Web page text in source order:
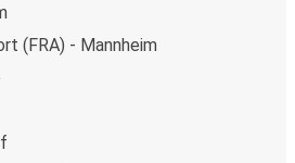
(FRA) - Mannheim